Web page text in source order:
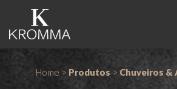
Home > Produtos >Chuveiros &